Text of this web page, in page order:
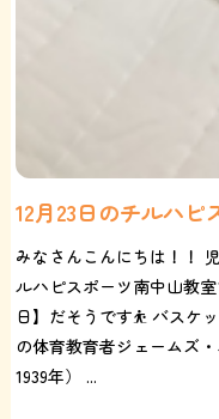
12月23日のチルハ
みなさんこんにちは！！
ルハピスポーツ南中山教
日】だそうです⛹️ バスケ
の体育教育者ジェームズ
1939年） ...